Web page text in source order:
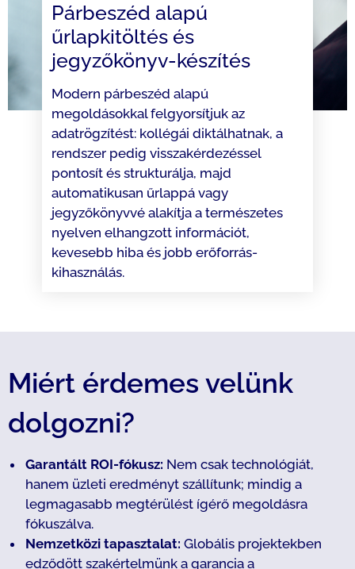
Párbeszéd alapú
űrlapkitöltés és
jegyzőkönyv-készítés
Modern párbeszéd alapú
megoldásokkal felgyorsítjuk az
adatrögzítést: kollégái diktálhatnak, a
rendszer pedig visszakérdezéssel
pontosít és strukturálja, majd
automatikusan űrlappá vagy
jegyzőkönyvvé alakítja a természetes
nyelven elhangzott információt,
kevesebb hiba és jobb erőforrás-
kihasználás.
Miért érdemes velünk
dolgozni?
Garantált ROI-fókusz: Nem csak technológiát,
hanem üzleti eredményt szállítunk; mindig a
legmagasabb megtérülést ígérő megoldásra
fókuszálva.
Nemzetközi tapasztalat: Globális projektekben
edződött szakértelmünk a garancia a